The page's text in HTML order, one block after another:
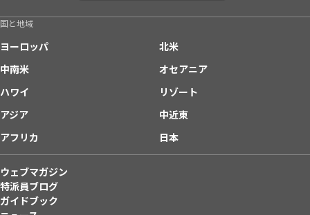
国と地域
ヨーロッパ
北米
中南米
オセアニア
ハワイ
リゾート
アジア
中近東
アフリカ
日本
ウェブマガジン
特派員ブログ
ガイドブック